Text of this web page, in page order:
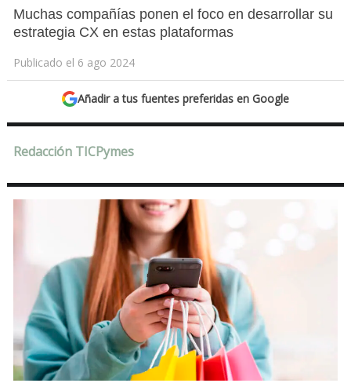
Muchas compañías ponen el foco en desarrollar su
estrategia CX en estas plataformas
Publicado el 6 ago 2024
Añadir a tus fuentes preferidas en Google
Redacción TICPymes